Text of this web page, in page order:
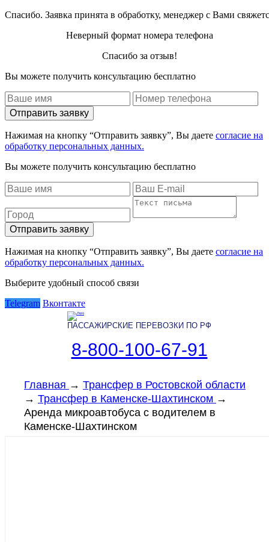
Спасибо. Заявка принята в обработку, менеджер с Вами
Неверный формат номера телефона
Спасибо за отзыв!
Вы можете получить консультацию бесплатно
Отправить заявку
Нажимая на кнопку “Отправить заявку”, Вы даете согласие на
обработку персональных данных.
Вы можете получить консультацию бесплатно
Отправить заявку
Нажимая на кнопку “Отправить заявку”, Вы даете согласие на
обработку персональных данных.
Выберите удобный способ связи
Telegram Вконтакте
ПАССАЖИРСКИЕ ПЕРЕВОЗКИ ПО РФ
8-800-100-67-91
Главная → Трансфер в Ростовской области
→ Трансфер в Каменске-Шахтинском →
Аренда микроавтобуса с водителем в
Каменске-Шахтинском